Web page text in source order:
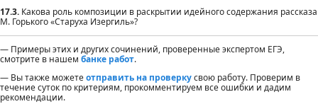
17.3. Какова роль композиции в раскрытии идейного содержания рассказа
М. Горького «Старуха Изергиль»?
— Примеры этих и других сочинений, проверенные экспертом ЕГЭ,
смотрите в нашем банке работ.
— Вы также можетеотправить на проверкусвою работу. Проверим в
течение суток по критериям, прокомментируем все ошибки и дадим
рекомендации.